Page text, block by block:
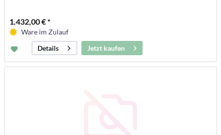
1.432,00 € *
Ware im Zulauf
Details
Jetzt kaufen